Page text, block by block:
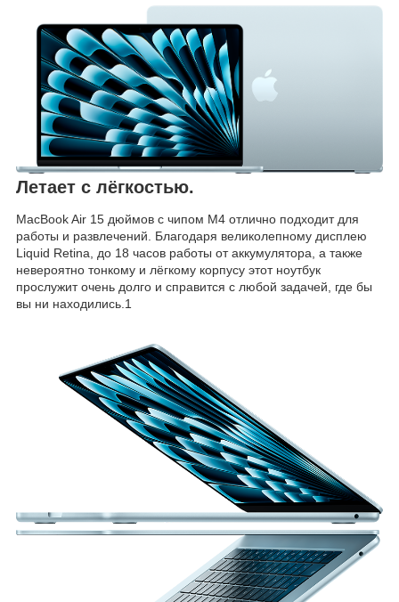
Летает с лёгкостью.
MacBook Air 15 дюймов с чипом M4 отлично подходит для
работы и развлечений. Благодаря великолепному дисплею
Liquid Retina, до 18 часов работы от аккумулятора, а также
невероятно тонкому и лёгкому корпусу этот ноутбук
прослужит очень долго и справится с любой задачей, где бы
вы ни находились. 1